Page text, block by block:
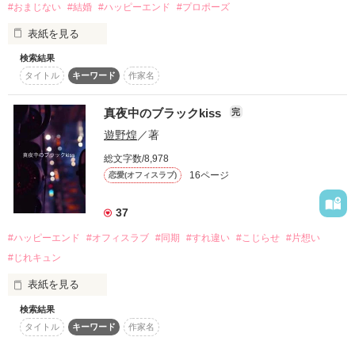
賞」ベリーズカフェ会場
その他の条件 動画あり
俺の恩を買ったと思って結婚してくれ」
「……はい！　え？」
村瀬安奈、26歳、CA。
大嫌いなキャプテンと
不本意ながら結婚することになりました。
チャマさん、レビューありがとうございます🥰
#おまじない #結婚 #ハッピーエンド #プロポーズ
表紙を見る
『ねぇ、恋カレーって知ってる？』
──『ん？　恋カレー？』
『うん。恋カレーを100回たべたら、好きな人が自分のこと好
きになっちゃうんだって』
これは好きなアイツに好きだよって言えない、臆病な私の初恋
と恋のおまじないの話。
※表紙はフリー素材です。コンテスト用に既存作を改稿しまし
作品を読む
検索結果
タイトル
キーワード 作家名
真夜中のブラックkiss 完
遊野煌／著
総文字数/8,978
恋愛(オフィスラブ) 16ページ
37
#ハッピーエンド #オフィスラブ #同期 #すれ違い #こじらせ #片想い
#じれキュン
表紙を見る
社会人三年目の新崎祭理は同期の片平涼弥に長らく片想いをし
ている。
検索結果
タイトル
キーワード 作家名